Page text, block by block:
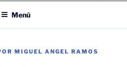
Menú
MIGUEL ANGEL RAMOS